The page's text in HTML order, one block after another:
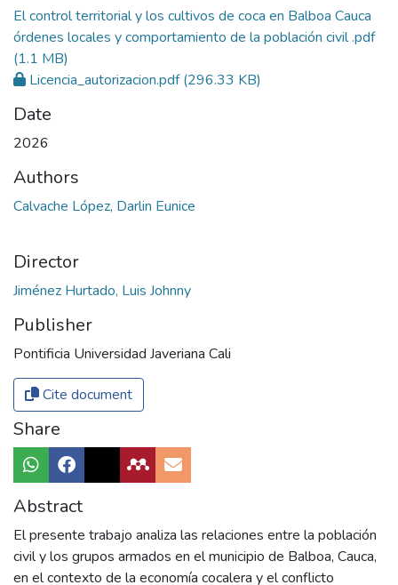
El control territorial y los cultivos de coca en Balboa Cauca
órdenes locales y comportamiento de la población civil .pdf
(1.1 MB)
Licencia_autorizacion.pdf(296.33 KB)
Date
2026
Authors
Calvache López, Darlin Eunice
Director
Jiménez Hurtado, Luis Johnny
Publisher
Pontificia Universidad Javeriana Cali
Cite document
Share
Abstract
El presente trabajo analiza las relaciones entre la población
civil y los grupos armados en el municipio de Balboa, Cauca,
en el contexto de la economía cocalera y el conflicto